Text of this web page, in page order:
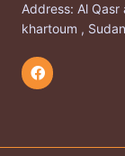
Address: Al
khartoum ,
F
a
c
o